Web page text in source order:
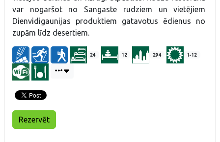
var nogaršot no Sangaste rudziem un vietējiem
Dienvidigaunijas produktiem gatavotus ēdienus no
zupām līdz desertiem.
24 12 294 1-12
Rezervēt